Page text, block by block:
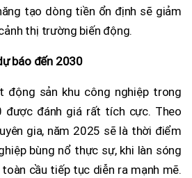
tạo dòng tiền ổn định sẽ giảm
thị trường biến động.
báo đến 2030
động sản khu công nghiệp trong
được đánh giá rất tích cực. Theo
gia, năm 2025 sẽ là thời điểm
bùng nổ thực sự, khi làn sóng
cầu tiếp tục diễn ra mạnh mẽ.